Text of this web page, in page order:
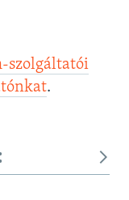
szolgáltatói
.